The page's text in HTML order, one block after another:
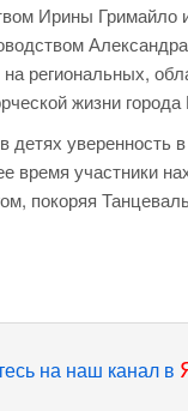
Ирины
региональных,
жизни
уверенность
участники
покоряя
на наш канал в